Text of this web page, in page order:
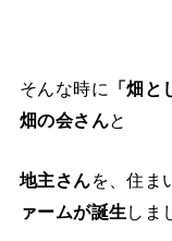
そんな時に 「畑と
畑の会さんと
地主さんを、住ま
ァームが誕生 しま